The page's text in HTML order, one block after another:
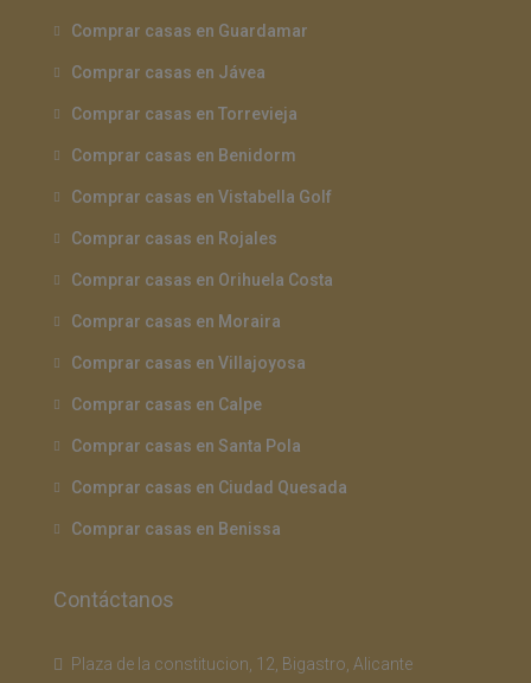
Comprar casas en Guardamar
Comprar casas en Jávea
Comprar casas en Torrevieja
Comprar casas en Benidorm
Comprar casas en Vistabella Golf
Comprar casas en Rojales
Comprar casas en Orihuela Costa
Comprar casas en Moraira
Comprar casas en Villajoyosa
Comprar casas en Calpe
Comprar casas en Santa Pola
Comprar casas en Ciudad Quesada
Comprar casas en Benissa
Contáctanos
Plaza de la constitucion, 12, Bigastro, Alicante